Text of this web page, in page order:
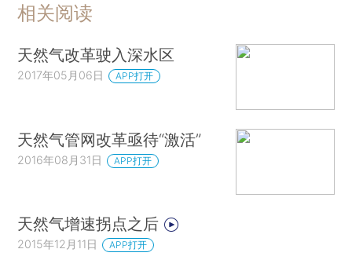
相关阅读
天然气改革驶入深水区
2017年05月06日 APP打开
天然气管网改革亟待“激活”
2016年08月31日 APP打开
天然气增速拐点之后
2015年12月11日 APP打开